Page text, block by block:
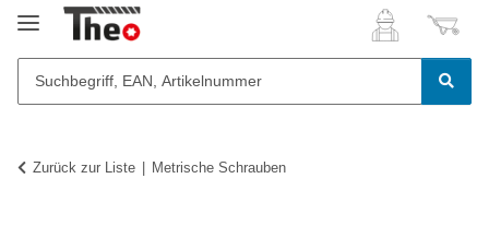
Zurück zur Liste Metrische Schrauben